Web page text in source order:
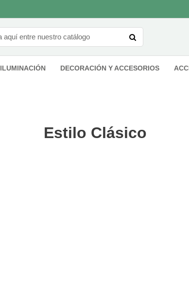
ILUMINACIÓN DECORACIÓN Y ACCESORIOS
Estilo Clásico